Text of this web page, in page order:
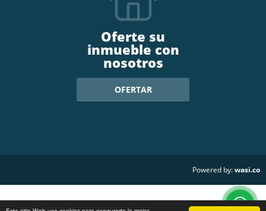
Oferte su
inmueble con
nosotros
OFERTAR
Powered by:wasi.co